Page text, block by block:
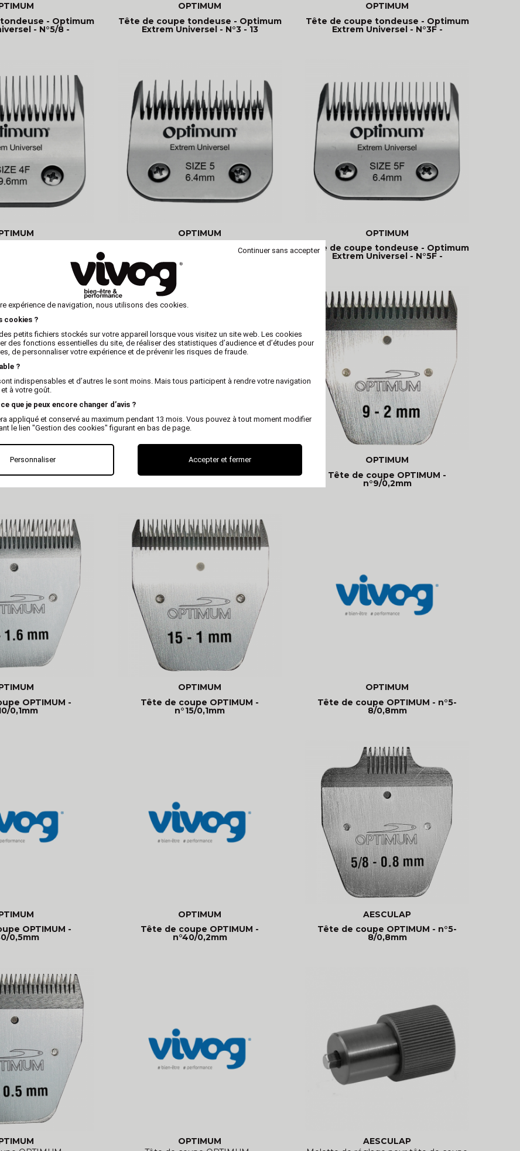
- Optimum
- N°5/8 -
OPTIMUM
Tête de coupe tondeuse - Optimum
Extrem Universel - N°3 - 13
OPTIMUM
Tête de coupe tondeuse - Optimum
Extrem Universel - N°3F -
OPTIMUM
Tête de coupe tondeuse - Optimum
Extrem Universel - N°5 - 6,4
OPTIMUM
Tête de coupe tondeuse - Optimum
Extrem Universel - N°5F -
- Optimum
OPTIMUM
Tête de coupe tondeuse - Optimum
OPTIMUM
Tête de coupe OPTIMUM -
n°9/0,2mm
OPTIMUM -
0,1mm
OPTIMUM
Tête de coupe OPTIMUM -
n°15/0,1mm
OPTIMUM
Tête de coupe OPTIMUM - n°5-
8/0,8mm
OPTIMUM -
0,5mm
OPTIMUM
Tête de coupe OPTIMUM -
n°40/0,2mm
AESCULAP
Tête de coupe OPTIMUM - n°5-
8/0,8mm
OPTIMUM
AESCULAP
Continuer sans accepter
expérience de navigation, nous utilisons des cookies.
cookies ?
petits fichiers stockés sur votre appareil lorsque vous visitez un site web. Les cookies
des fonctions essentielles du site, de réaliser des statistiques d’audience et d’études pour
de personnaliser votre expérience et de prévenir les risques de fraude.
?
indispensables et d’autres le sont moins. Mais tous participent à rendre votre navigation
à votre goût.
que je peux encore changer d’avis ?
appliqué et conservé au maximum pendant 13 mois. Vous pouvez à tout moment modifier
le lien "Gestion des cookies" figurant en bas de page.
Personnaliser Accepter et fermer